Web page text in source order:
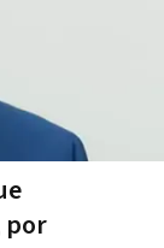
por